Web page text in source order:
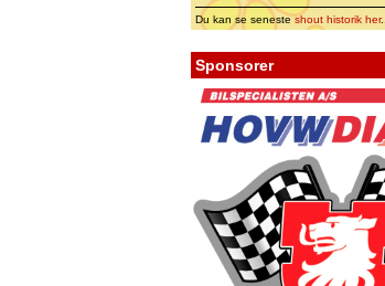
Du kan se senesteshout historik her...
Sponsorer